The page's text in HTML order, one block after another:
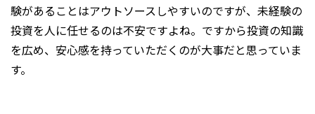
験があることはアウトソースしやすいのですが、未経験の
投資を人に任せるのは不安ですよね。ですから投資の知識
を広め、安心感を持っていただくのが大事だと思っていま
す。